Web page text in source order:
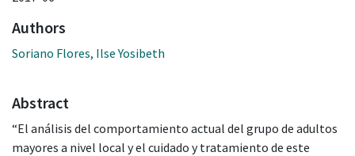
Authors
Soriano Flores, Ilse Yosibeth
Abstract
“El análisis del comportamiento actual del grupo de adultos
mayores a nivel local y el cuidado y tratamiento de este